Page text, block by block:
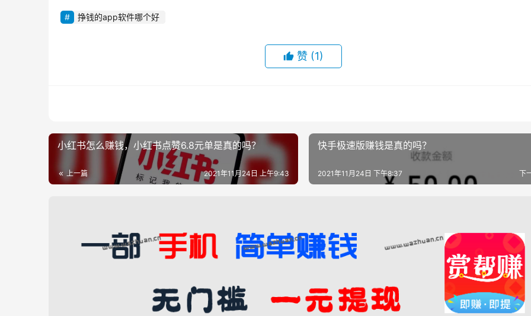
挣钱的app软件哪个好
赞 (1)
小红书怎么赚钱，小红书点赞6.8元单是真的吗？
上一篇 2021年11月24日 上午9:43
快手极速版赚钱是真的吗？
下
2021年11月24日 下午8:37